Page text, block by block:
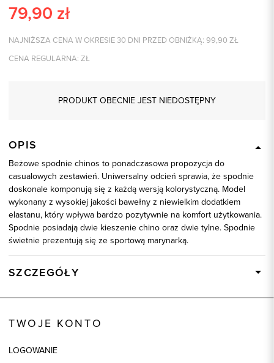
79,90 zł
NAJNIŻSZA CENA W OKRESIE 30 DNI PRZED OBNIŻKĄ: 99,90 ZŁ
CENA REGULARNA: ZŁ
PRODUKT OBECNIE JEST NIEDOSTĘPNY
OPIS
Beżowe spodnie chinos to ponadczasowa propozycja do
casualowych zestawień. Uniwersalny odcień sprawia, że spodnie
doskonale komponują się z każdą wersją kolorystyczną. Model
wykonany z wysokiej jakości bawełny z niewielkim dodatkiem
elastanu, który wpływa bardzo pozytywnie na komfort użytkowania.
Spodnie posiadają dwie kieszenie chino oraz dwie tylne. Spodnie
świetnie prezentują się ze sportową marynarką.
SZCZEGÓŁY
Model
TWOJE KONTO
LOGOWANIE